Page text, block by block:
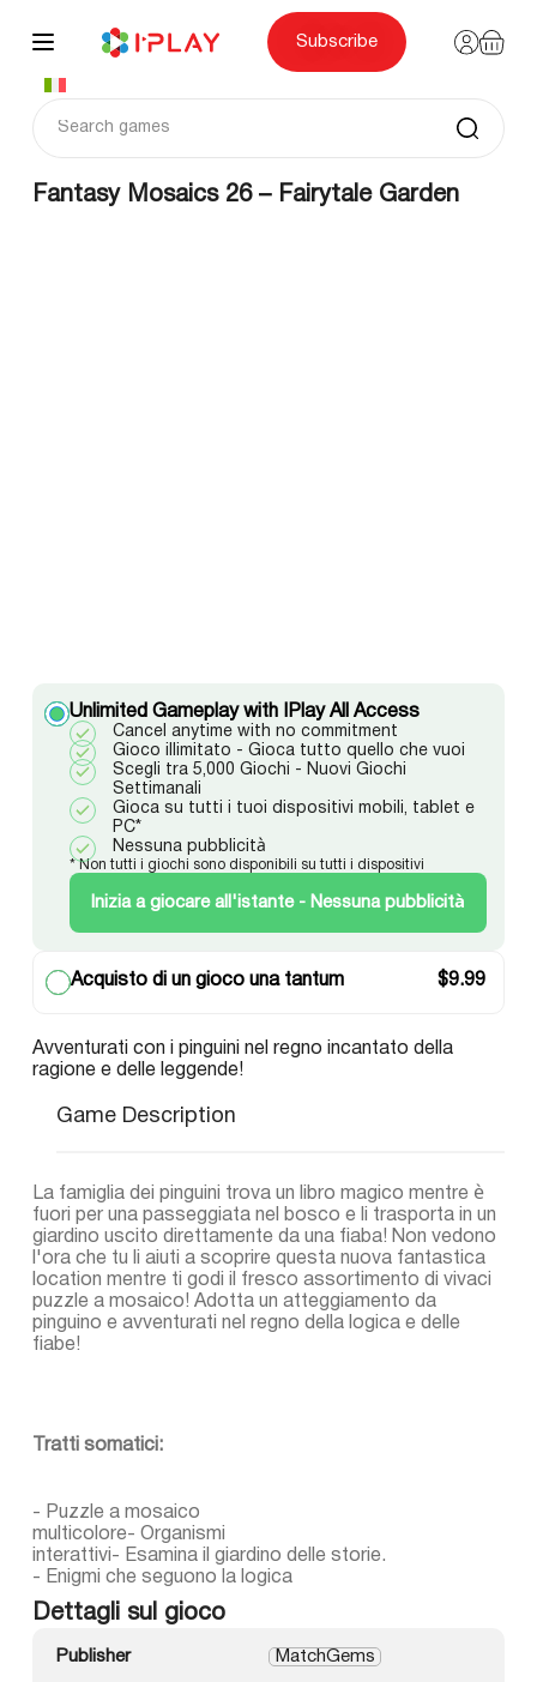
content
Subscribe
Fantasy Mosaics 26 – Fairytale Garden
Unlimited Gameplay with IPlay All Access
Cancel anytime with no commitment
Gioco illimitato - Gioca tutto quello che vuoi
Scegli tra 5,000 Giochi - Nuovi Giochi
Settimanali
Gioca su tutti i tuoi dispositivi mobili, tablet e
PC*
Nessuna pubblicità
* Non tutti i giochi sono disponibili su tutti i dispositivi
Inizia a giocare all'istante - Nessuna pubblicità
Acquisto di un gioco una tantum $9.99
Avventurati con i pinguini nel regno incantato della
ragione e delle leggende!
Game Description
La famiglia dei pinguini trova un libro magico mentre è
fuori per una passeggiata nel bosco e li trasporta in un
giardino uscito direttamente da una fiaba! Non vedono
l'ora che tu li aiuti a scoprire questa nuova fantastica
location mentre ti godi il fresco assortimento di vivaci
puzzle a mosaico! Adotta un atteggiamento da
pinguino e avventurati nel regno della logica e delle
fiabe!
Tratti somatici:
- Puzzle a mosaico
multicolore- Organismi
interattivi- Esamina il giardino delle storie.
- Enigmi che seguono la logica
Dettagli sul gioco
Publisher MatchGems